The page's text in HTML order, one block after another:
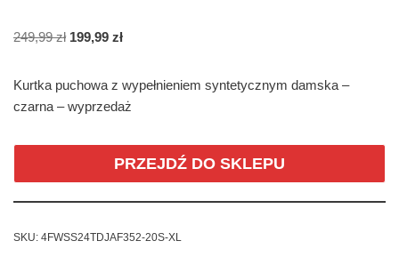
249,99zł 199,99 zł
Kurtka puchowa z wypełnieniem syntetycznym damska –
czarna – wyprzedaż
PRZEJDŹ DO SKLEPU
SKU: 4FWSS24TDJAF352-20S-XL